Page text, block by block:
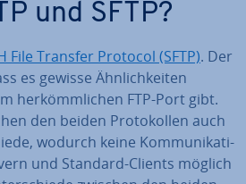
und SFTP?
File Transfer Protocol (SFTP). Der
es gewisse Ähn­lich­kei­ten
her­kömm­li­chen FTP-Port gibt.
den beiden Pro­to­kol­len auch
wodurch keine Kom­mu­ni­ka­ti­
und Standard-Clients möglich